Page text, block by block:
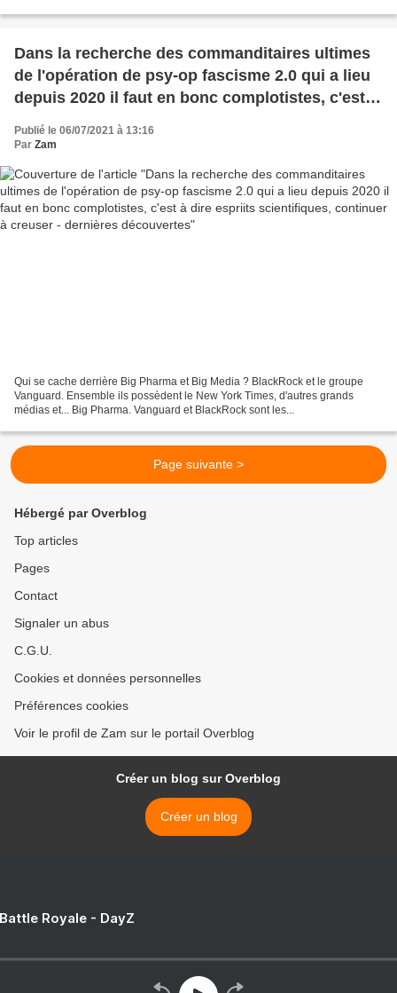
Dans la recherche des commanditaires ultimes
de l'opération de psy-op fascisme 2.0 qui a lieu
depuis 2020 il faut en bonc complotistes, c'est à
dernières découvertes
Publié le 06/07/2021 à 13:16
Par Zam
Qui se cache derrière Big Pharma et Big Media ? BlackRock et le groupe
Vanguard. Ensemble ils possèdent le New York Times, d'autres grands
médias et... Big Pharma. Vanguard et BlackRock sont les...
Page suivante >
Hébergé par Overblog
Top articles
Pages
Contact
Signaler un abus
C.G.U.
Cookies et données personnelles
Préférences cookies
Voir le profil de Zam sur le portail Overblog
Créer un blog sur Overblog
Créer un blog
Royale - DayZ